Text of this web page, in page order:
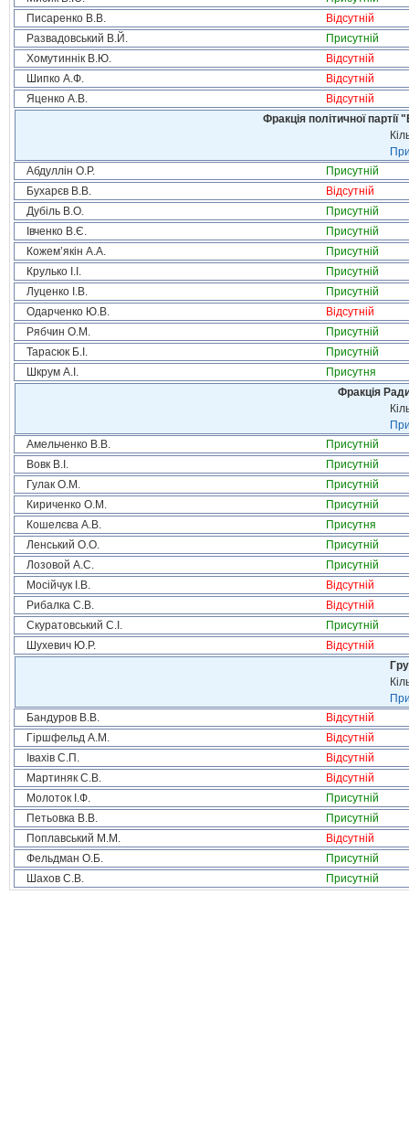
Писаренко В.В.
Відсутній
Развадовський В.Й.
Присутній
Хомутиннік В.Ю.
Відсутній
Шипко А.Ф.
Відсутній
Яценко А.В.
Відсутній
Фракція політичної
Абдуллін О.Р.
Присутній
Бухарєв В.В.
Відсутній
Дубіль В.О.
Присутній
Івченко В.Є.
Присутній
Кожем’якін А.А.
Присутній
Крулько І.І.
Присутній
Луценко І.В.
Присутній
Одарченко Ю.В.
Відсутній
Рябчин О.М.
Присутній
Тарасюк Б.І.
Присутній
Шкрум А.І.
Присутня
Фракція
Амельченко В.В.
Присутній
Вовк В.І.
Присутній
Гулак О.М.
Присутній
Кириченко О.М.
Присутній
Кошелєва А.В.
Присутня
Ленський О.О.
Присутній
Лозовой А.С.
Присутній
Мосійчук І.В.
Відсутній
Рибалка С.В.
Відсутній
Скуратовський С.І.
Присутній
Шухевич Ю.Р.
Відсутній
Бандуров В.В.
Відсутній
Гіршфельд А.М.
Відсутній
Івахів С.П.
Відсутній
Мартиняк С.В.
Відсутній
Молоток І.Ф.
Присутній
Петьовка В.В.
Присутній
Поплавський М.М.
Відсутній
Фельдман О.Б.
Присутній
Шахов С.В.
Присутній